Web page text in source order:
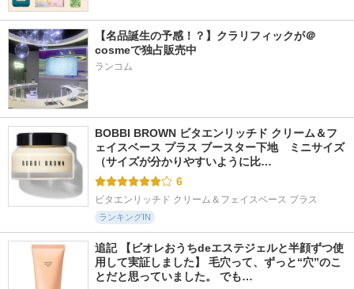
【名品誕生の予感！？】クラリフィックが＠
cosmeで独占販売中
ランコム
BOBBI BROWN ビタエンリッチド クリーム＆フ
ェイスベース プラス ブースター下地　ミニサイズ
（サイズが分かりやすいように比…
6
ビタエンリッチド クリーム＆フェイスベース プラス
ランキングIN
追記 【ビオレおうちdeエステジェルと半顔ずつ使
用して実証しました】 毛穴って、ずっと“穴”のこ
とだと思っていました。 でも…